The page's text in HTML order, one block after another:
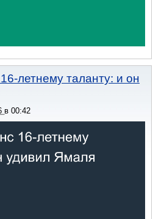
летнему таланту: и он
в 00:42